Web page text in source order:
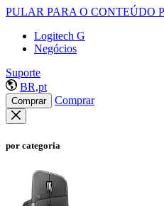
PULAR PARA O CONTEÚDO
Logitech G
Negócios
Suporte
BR,pt
Comprar Comprar
por categoria